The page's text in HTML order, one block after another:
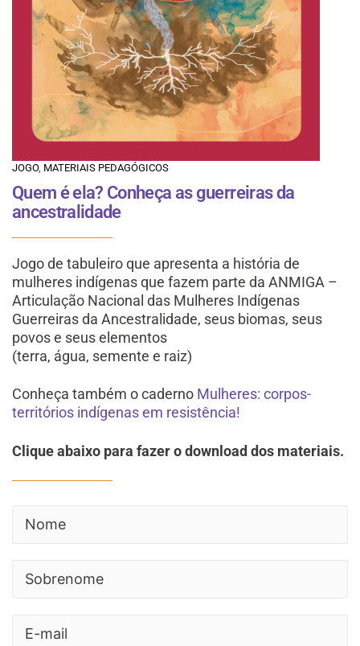
JOGO, MATERIAIS PEDAGÓGICOS
Quem é ela? Conheça as guerreiras da
ancestralidade
Jogo de tabuleiro que apresenta a história de
mulheres indígenas que fazem parte da ANMIGA –
Articulação Nacional das Mulheres Indígenas
Guerreiras da Ancestralidade, seus biomas, seus
povos e seus elementos
(terra, água, semente e raiz)
Conheça também o caderno Mulheres: corpos-
territórios indígenas em resistência!
Clique abaixo para fazer o download dos materiais.